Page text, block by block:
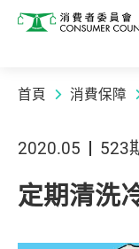
消費者委員會
首頁 消費保障
2020.05 523
定期清洗